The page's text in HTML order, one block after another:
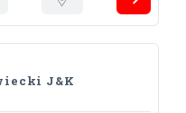
J&K